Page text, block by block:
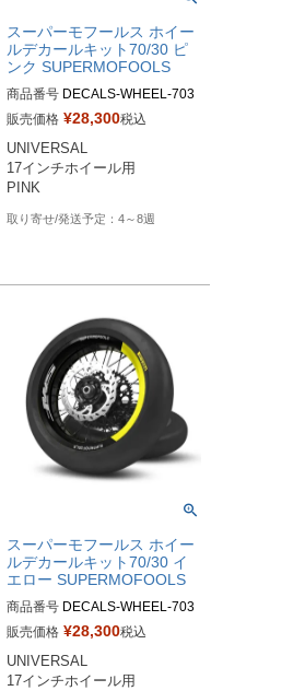
スーパーモフールス ホイー
ルデカールキット70/30 ピ
ンク SUPERMOFOOLS
商品番号 DECALS-WHEEL-703
0-PB
-PB
販売価格 ¥28,300税込
UNIVERSAL
17インチホイール用
4～8週
スーパーモフールス ホイー
ルデカールキット70/30 イ
エロー SUPERMOFOOLS
商品番号 DECALS-WHEEL-703
0-YB
-YB
販売価格 ¥28,300税込
UNIVERSAL
17インチホイール用